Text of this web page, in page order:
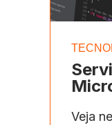
Veja